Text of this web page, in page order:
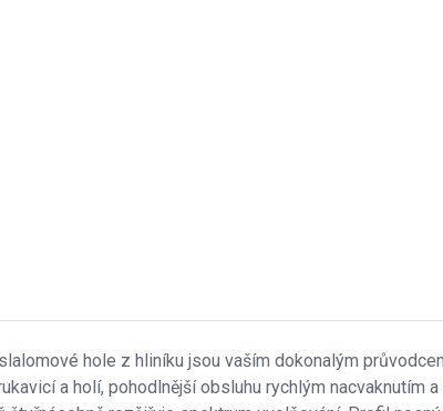
hole z hliníku jsou vaším dokonalým
a holí, pohodlnější obsluhu rychlým